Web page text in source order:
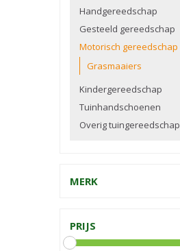
Handgereedschap
Gesteeld gereedschap
Motorisch gereedschap
Grasmaaiers
Kindergereedschap
Tuinhandschoenen
Overig tuingereedschap
MERK
PRIJS